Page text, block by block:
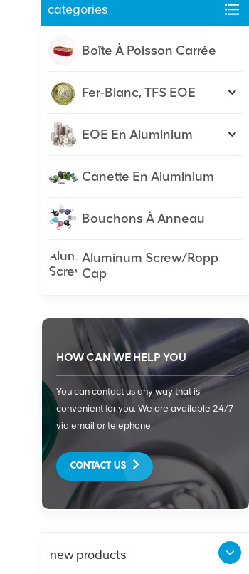
categories
Boîte À Poisson Carrée
Fer-Blanc, TFS EOE
EOE En Aluminium
Canette En Aluminium
Bouchons À Anneau
Aluminum Screw/Ropp
Cap
HOW CAN WE HELP YOU
You can contact us any way that is
convenient for you. We are available 24/7
via email or telephone.
CONTACT US
new products